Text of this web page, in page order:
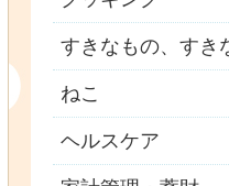
すきなもの、すき
ねこ
ヘルスケア